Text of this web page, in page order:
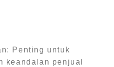
Penting untuk
keandalan penjual